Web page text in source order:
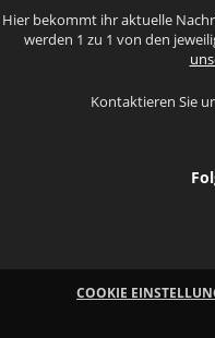
Hier bekommt ihr aktuelle
werden 1 zu 1 von den
Kontaktieren Sie
COOKIE